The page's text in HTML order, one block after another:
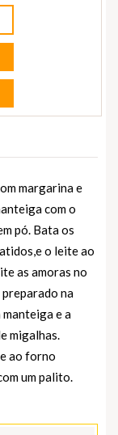
margarina e
com o
pó. Bata os
o leite ao
as amoras no
na
e a
migalhas.
ao forno
um palito.